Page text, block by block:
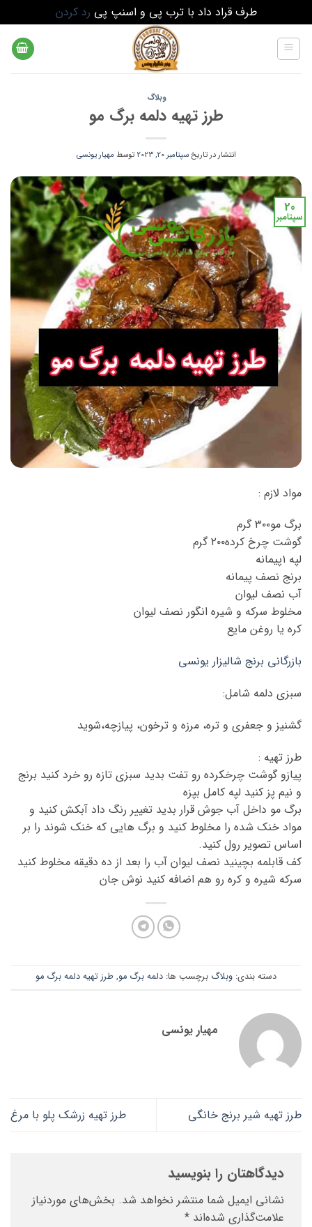
طرف قراد داد با ترب پی و اسنپ پی رد کردن
وبلاگ
طرز تهیه دلمه برگ مو
انتشار در تاریخسپتامبر 20, 2023 توسط مهیار یونسی
20
سپتامبر
مواد لازم :
برگ مو۳۰۰ گرم
گوشت چرخ کرده۲۰۰ گرم
لپه ۱پیمانه
برنج نصف پیمانه
آب نصف لیوان
مخلوط سرکه و شیره انگور نصف لیوان
کره یا روغن مایع
بازرگانی برنج شالیزار یونسی
سبزی دلمه شامل:
گشنیز و جعفری و تره، مرزه و ترخون، پیازچه،شوید
طرز تهیه :
پیازو گوشت چرخکرده رو تفت بدید سبزی تازه رو خرد کنید برنج
و نیم پز کنید لپه کامل بپزه
برگ مو داخل آب جوش قرار بدید تغییر رنگ داد آبکش کنید و
مواد خنک شده را مخلوط کنید و برگ هایی که خنک شوند را بر
اساس تصویر رول کنید.
کف قابلمه بچینید نصف لیوان آب را بعد از ده دقیقه مخلوط کنید
سرکه شیره و کره رو هم اضافه کنید نوش جان
دسته بندی: وبلاگ برچسب ها: دلمه برگ مو, طرز تهیه دلمه برگ مو
مهیار یونسی
طرز تهیه شیر برنج خانگی طرز تهیه زرشک پلو با مرغ
دیدگاهتان را بنویسید
نشانی ایمیل شما منتشر نخواهد شد. بخش‌های موردنیاز
علامت‌گذاری شده‌اند *